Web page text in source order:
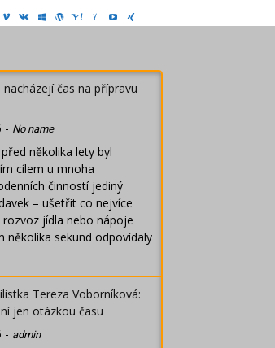
čas na přípravu
- No name
před několika lety byl
cílem u mnoha
činností jediný
– ušetřit co nejvíce
jídla nebo nápoje
několika sekund odpovídaly
Tereza Voborníková:
jen otázkou času
- admin